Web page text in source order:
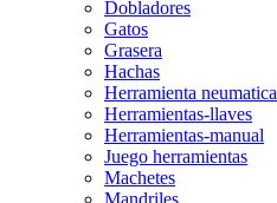
Dobladores
Gatos
Grasera
Hachas
Herramienta neumatica
Herramientas-llaves
Herramientas-manual
Juego herramientas
Machetes
Mandriles